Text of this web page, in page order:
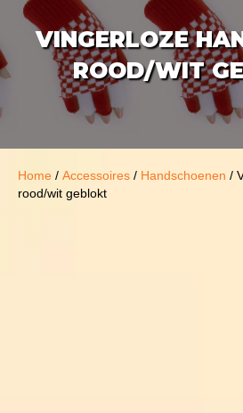
VINGERLOZE
ROOD/WIT
Home / Accessoires / Handschoenen /
rood/wit geblokt